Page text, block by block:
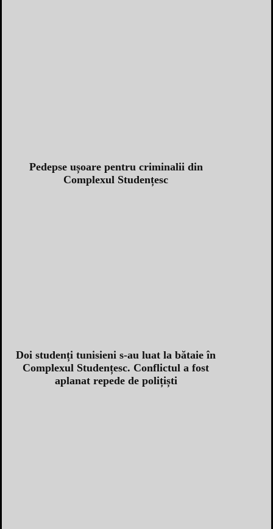
Pedepse ușoare pentru criminalii din
Complexul Studențesc
Doi studenți tunisieni s-au luat la bătaie în
Complexul Studențesc. Conflictul a fost
aplanat repede de polițiști